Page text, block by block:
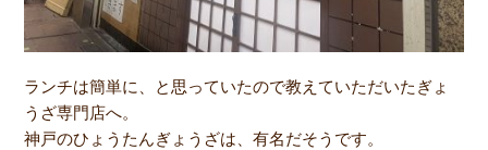
ランチは簡単に、と思っていたので教えていただいたぎょ
うざ専門店へ。
神戸のひょうたんぎょうざは、有名だそうです。